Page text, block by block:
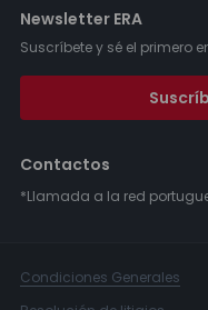
Newsletter ERA
Suscríbete y sé el primero
Contactos
*Llamada a la red
Condiciones Generales